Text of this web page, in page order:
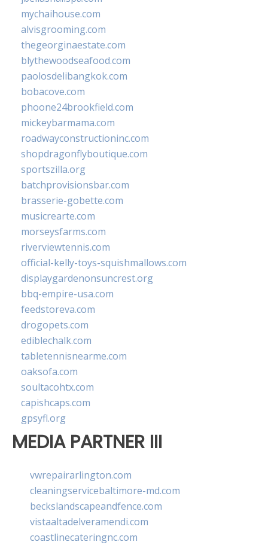
mychaihouse.com
alvisgrooming.com
thegeorginaestate.com
blythewoodseafood.com
paolosdelibangkok.com
bobacove.com
phoone24brookfield.com
mickeybarmama.com
roadwayconstructioninc.com
shopdragonflyboutique.com
sportszilla.org
batchprovisionsbar.com
brasserie-gobette.com
musicrearte.com
morseysfarms.com
riverviewtennis.com
official-kelly-toys-squishmallows.com
displaygardenonsuncrest.org
bbq-empire-usa.com
feedstoreva.com
drogopets.com
ediblechalk.com
tabletennisnearme.com
oaksofa.com
soultacohtx.com
capishcaps.com
gpsyfl.org
MEDIA PARTNER III
vwrepairarlington.com
cleaningservicebaltimore-md.com
beckslandscapeandfence.com
vistaaltadelveramendi.com
coastlinecateringnc.com